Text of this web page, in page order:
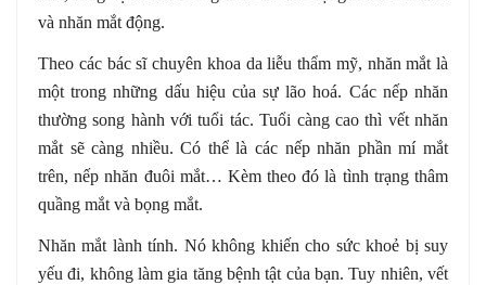
và nhăn mắt động.
Theo các bác sĩ chuyên khoa da liễu thẩm mỹ, nhăn mắt là
một trong những dấu hiệu của sự lão hoá. Các nếp nhăn
thường song hành với tuổi tác. Tuổi càng cao thì vết nhăn
mắt sẽ càng nhiều. Có thể là các nếp nhăn phần mí mắt
trên, nếp nhăn đuôi mắt… Kèm theo đó là tình trạng thâm
quầng mắt và bọng mắt.
Nhăn mắt lành tính. Nó không khiến cho sức khoẻ bị suy
yếu đi, không làm gia tăng bệnh tật của bạn. Tuy nhiên, vết